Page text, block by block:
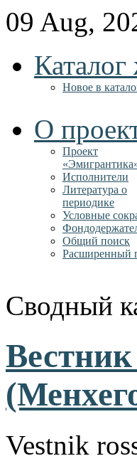
09 Aug,
Новое в
О
Проект
Исполнители
Литература о
периодике
Условные
Общий поиск
Расширенный
Сводный
Vestnik